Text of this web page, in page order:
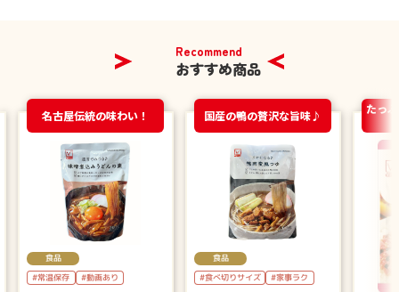
Recommend
おすすめ商品
名古屋伝統の味わい！
食品
#常温保存 #動画あり
国産の鴨の贅沢な旨味♪
食品
#食べ切りサイズ #家事ラク
たっ